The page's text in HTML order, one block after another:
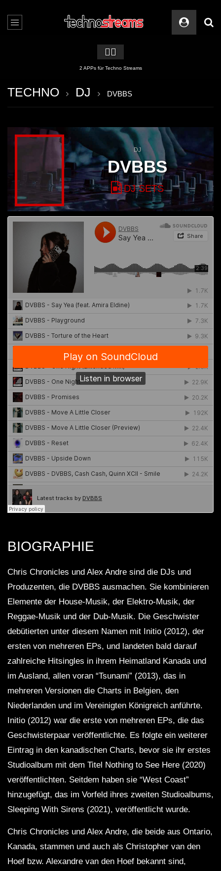
🏳️‍🌈
2 APPs für Techno Streams
TECHNO DJ DVBBS
DJ
DVBBS
DJ SETS
BIOGRAPHIE
Chris Chronicles und Alex Andre sind die DJs und
Produzenten, die DVBBS ausmachen. Sie kombinieren
Elemente der House-Musik, der Elektro-Musik, der
Reggae-Musik und der Dub-Musik. Die Geschwister
debütierten unter diesem Namen mit Initio (2012), der
ersten von mehreren EPs, und landeten bald darauf
zahlreiche Hitsingles in ihrem Heimatland Kanada und
im Ausland, allen voran “Tsunami” (2013), das in
mehreren Versionen die Charts in Belgien, den
Niederlanden und im Vereinigten Königreich anführte.
Initio (2012) war die erste von mehreren EPs, die das
Geschwisterpaar veröffentlichte. Es folgte ein weiterer
Eintrag in den kanadischen Charts, bevor sie ihr erstes
Studioalbum mit dem Titel Nothing to See Here (2020)
veröffentlichten. Seitdem haben sie “West Coast”
hinzugefügt, das im Vorfeld ihres zweiten Studioalbums,
Sleeping With Sirens (2021), veröffentlicht wurde.
Chris Chronicles und Alex Andre, die beide aus Ontario,
Kanada, stammen und auch als Christopher van den
Hoef bzw. Alexandre van den Hoef bekannt sind,